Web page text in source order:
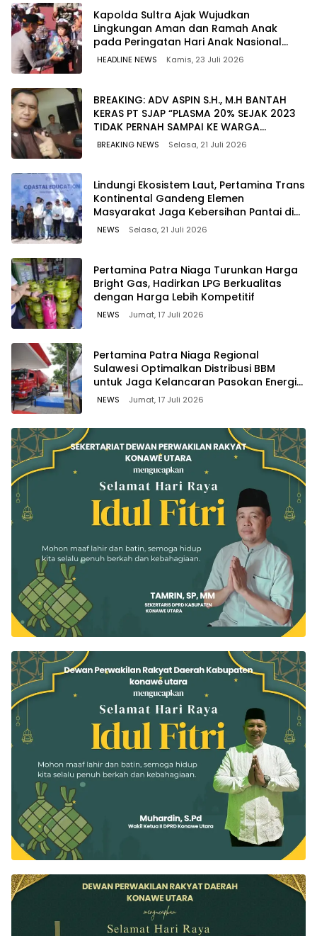
Kapolda Sultra Ajak Wujudkan
Lingkungan Aman dan Ramah Anak
pada Peringatan Hari Anak Nasional
2026
HEADLINE NEWS Kamis, 23 Juli 2026
BREAKING: ADV ASPIN S.H., M.H BANTAH
KERAS PT SJAP “PLASMA 20% SEJAK 2023
TIDAK PERNAH SAMPAI KE WARGA
WAWOONE!
BREAKING NEWS Selasa, 21 Juli 2026
Lindungi Ekosistem Laut, Pertamina Trans
Kontinental Gandeng Elemen
Masyarakat Jaga Kebersihan Pantai di
Bitung, Sulawesi
NEWS Selasa, 21 Juli 2026
Pertamina Patra Niaga Turunkan Harga
Bright Gas, Hadirkan LPG Berkualitas
dengan Harga Lebih Kompetitif
NEWS Jumat, 17 Juli 2026
Pertamina Patra Niaga Regional
Sulawesi Optimalkan Distribusi BBM
untuk Jaga Kelancaran Pasokan Energi
di Seluruh Wilayah Sulawesi
NEWS Jumat, 17 Juli 2026